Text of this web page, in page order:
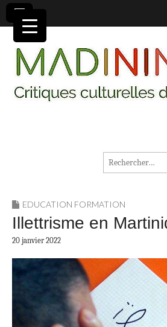
Rechercher :
EDUCATION FORMATION
Illettrisme en
20 janvier 2022